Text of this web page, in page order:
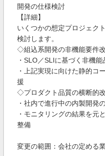
開発の仕様検討
【詳細】
いくつかの想定プロジェク
検討します。
◇組込系開発の非機能要件
・SLO／SLIに基づく非機
・上記実現に向けた静的コ
援
◇プロダクト品質の横断的
・社内で進行中の内製開発
・モニタリングの結果を元
整備
変更の範囲：会社の定める